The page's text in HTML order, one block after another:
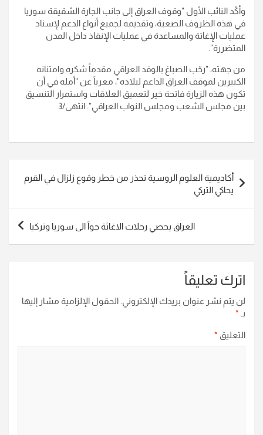
وأكّد النائب الأول "وقوف العراق إلى جانب الجارة الشقيقة سوريا
في هذه الظروف الصعبة، وتقديمه لجميع أنواع الدعم لإسناد
عمليات الإغاثة والمساعدة في عمليات الإنقاذ داخل المدن
المتضررة".
من جهته، "رحّب الصباغ بالوفد العراقي مقدماً شكره وامتنانه
الكبيرين لموقف العراق الداعم لبلاده"، معرباً عن "أمله في أن
تكون هذه الزيارة فاتحة خير لتعميق العلاقات واستمرار التنسيق
بين مجلس الشعب ومجلس النواب العراقي". انتهى/3
تصفّح
المقالات
أكاديمية العلوم الروسية تحذر من خطر وقوع زلزال في القرم
يحاكي التركي
العراق يحصي رحلات الاغاثة جواً الى سوريا وتركيا
اترك تعليقاً
لن يتم نشر عنوان بريدك الإلكتروني. الحقول الإلزامية مشار إليها
بـ *
التعليق *